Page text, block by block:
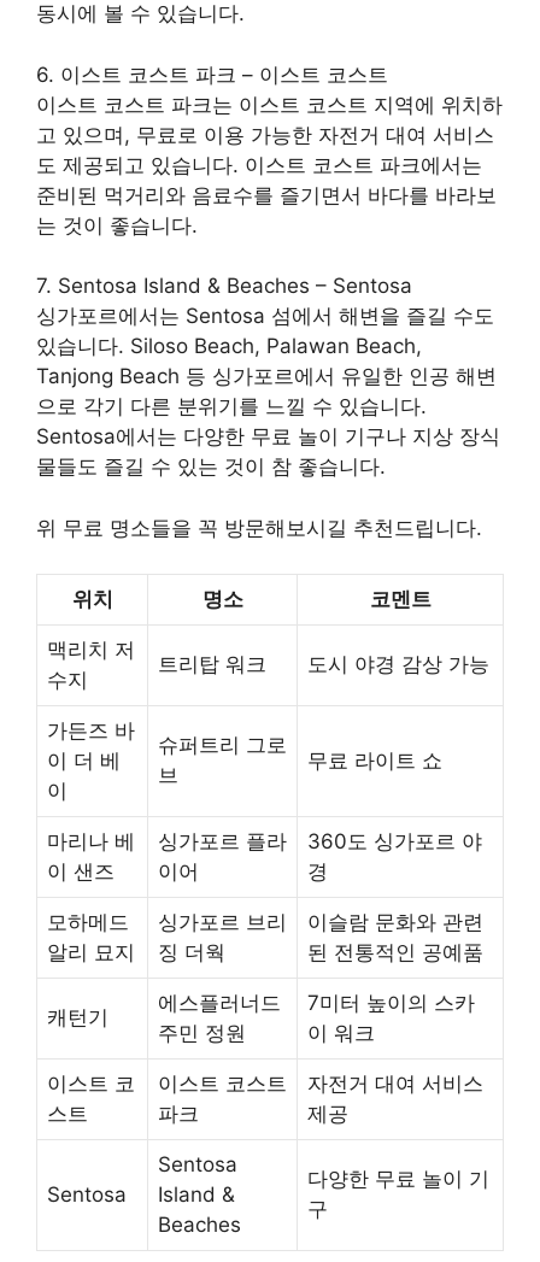
동시에 볼 수 있습니다.
6. 이스트 코스트 파크 – 이스트 코스트
이스트 코스트 파크는 이스트 코스트 지역에 위치하
고 있으며, 무료로 이용 가능한 자전거 대여 서비스
도 제공되고 있습니다. 이스트 코스트 파크에서는
준비된 먹거리와 음료수를 즐기면서 바다를 바라보
는 것이 좋습니다.
7. Sentosa Island & Beaches – Sentosa
싱가포르에서는 Sentosa 섬에서 해변을 즐길 수도
있습니다. Siloso Beach, Palawan Beach,
Tanjong Beach 등 싱가포르에서 유일한 인공 해변
으로 각기 다른 분위기를 느낄 수 있습니다.
Sentosa에서는 다양한 무료 놀이 기구나 지상 장식
물들도 즐길 수 있는 것이 참 좋습니다.
위 무료 명소들을 꼭 방문해보시길 추천드립니다.
위치 명소 코멘트
맥리치 저
수지
트리탑 워크 도시 야경 감상 가능
가든즈 바
이 더 베
이
슈퍼트리 그로
브
무료 라이트 쇼
마리나 베
이 샌즈
싱가포르 플라
이어
360도 싱가포르 야
경
모하메드
알리 묘지
싱가포르 브리
징 더웍
이슬람 문화와 관련
된 전통적인 공예품
캐턴기
에스플러너드
주민 정원
7미터 높이의 스카
이 워크
이스트 코
스트
이스트 코스트
파크
자전거 대여 서비스
제공
Sentosa
Sentosa
Island &
Beaches
다양한 무료 놀이 기
구